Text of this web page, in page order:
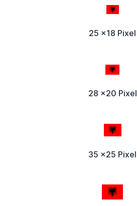
25 x18 Pixel
28 x20 Pixel
35 x25 Pixel